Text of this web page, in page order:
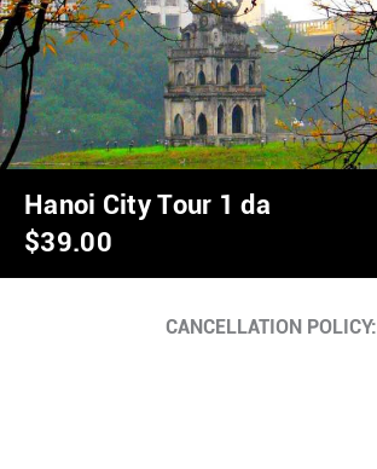
Hanoi City Tour 1 da
$39.00
CANCELLATION POLICY: